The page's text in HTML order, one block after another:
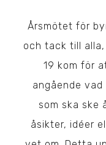
Årsmötet för
och tack till alla,
19 kom för
angående
som ska ske
åsikter, idéer